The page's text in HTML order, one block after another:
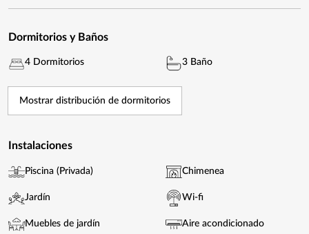
Dormitorios y Baños
4 Dormitorios 3 Baño
Mostrar distribución de dormitorios
Instalaciones
Piscina (Privada)
Jardín
Muebles de jardín
Chimenea
Wi-fi
Aire acondicionado